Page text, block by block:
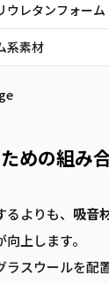
ウレタンフォーム
系素材
めの組み
よりも、 吸音
上します。
ラスウールを配